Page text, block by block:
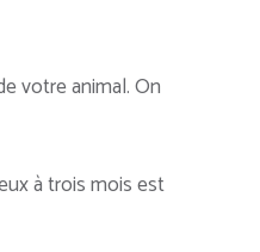
votre animal. On
à trois mois est